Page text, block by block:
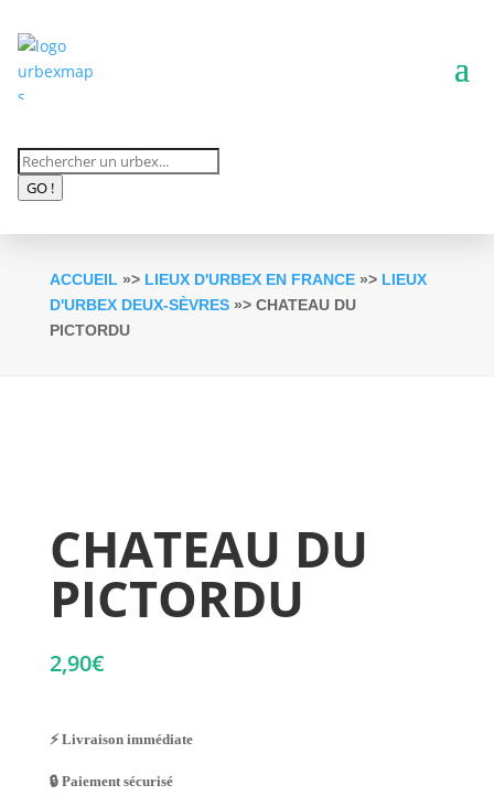
Recherche
deGO !
ACCUEIL »> LIEUX D'URBEX EN FRANCE»> LIEUX
D'URBEX DEUX-SÈVRES»> CHATEAU DU
PICTORDU
CHATEAU DU
PICTORDU
2,90€
⚡ Livraison immédiate
🔒 Paiement sécurisé